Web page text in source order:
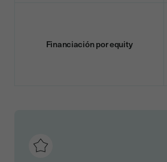
Financiación por equity